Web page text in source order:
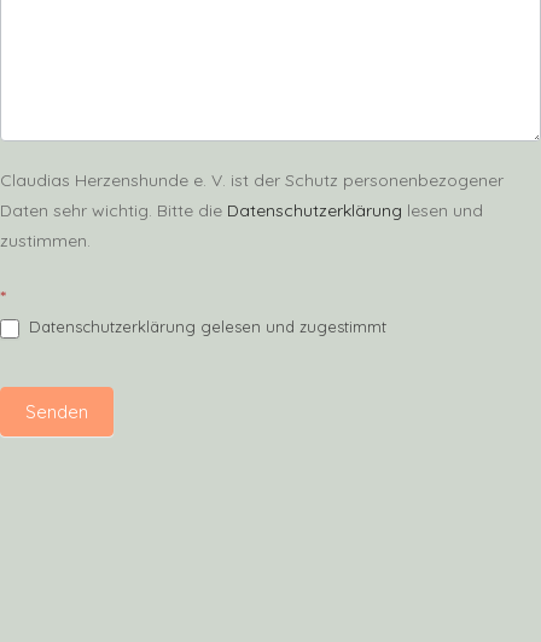
Claudias Herzenshunde e. V. ist der Schutz personenbezogener
Daten sehr wichtig. Bitte die Datenschutzerklärung lesen und
zustimmen.
*
Datenschutzerklärung gelesen und zugestimmt
Senden